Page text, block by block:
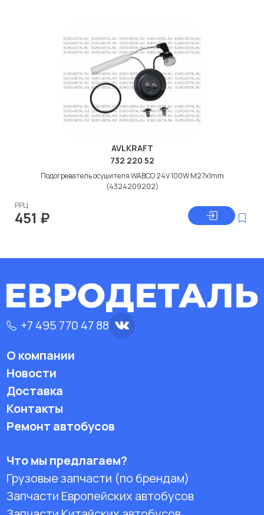
AVLKRAFT
732 220 52
Подогреватель осушителя WABCO 24V 100W M27x1mm
(4324209202)
РРЦ
451 ₽
+7 495 770 47 88
О компании
Новости
Доставка
Контакты
Ремонт автобусов
Что мы предлагаем?
Грузовые запчасти (по брендам)
Запчасти Европейских автобусов